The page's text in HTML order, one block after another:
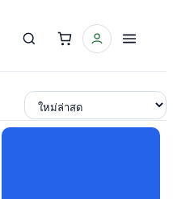
เรียงตาม